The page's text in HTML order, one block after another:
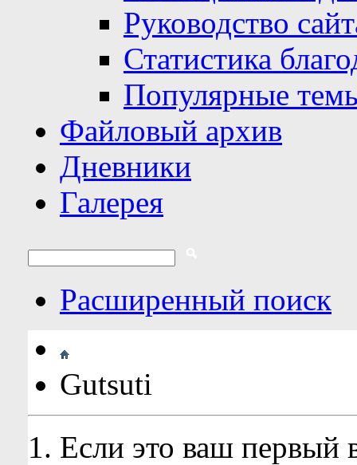
Руководство
Статистика
Популярные
Файловый архив
Дневники
Галерея
Расширенный поиск
Gutsuti
Если это ваш первый